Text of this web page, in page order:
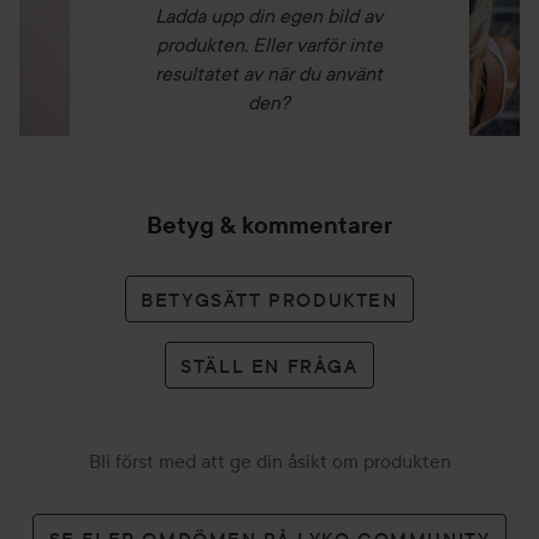
Ladda upp din egen bild av
produkten. Eller varför inte
resultatet av när du använt
den?
Betyg & kommentarer
BETYGSÄTT PRODUKTEN
STÄLL EN FRÅGA
Bli först med att ge din åsikt om produkten